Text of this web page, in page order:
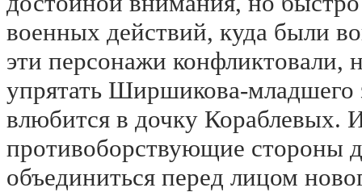
военных действий, куда были
эти персонажи конфликтовали,
упрятать Ширшикова-младшего
влюбится в дочку Кораблевых.
противоборствующие стороны
объединиться перед лицом